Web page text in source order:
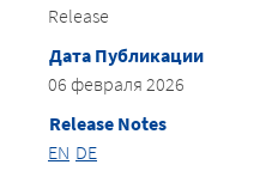
Release
Дата Публикации
06 февраля 2026
Release Notes
EN DE